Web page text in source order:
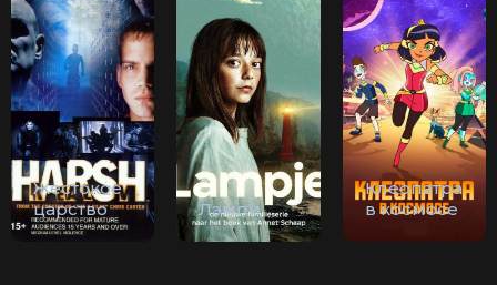
Жестокое
царство
Лэмпи
Клеопатра
в космосе